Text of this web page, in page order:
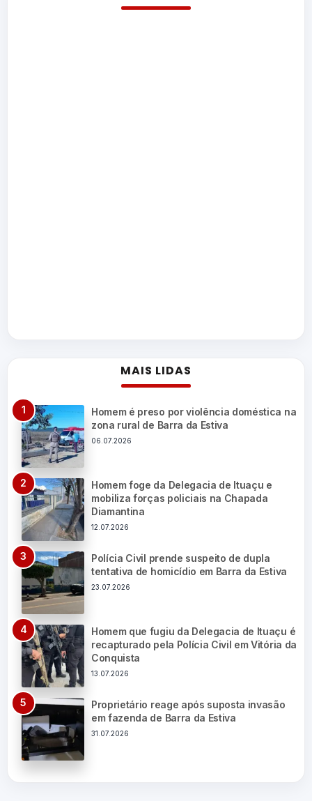
MAIS LIDAS
Homem é preso por violência doméstica na
zona rural de Barra da Estiva
06.07.2026
Homem foge da Delegacia de Ituaçu e
mobiliza forças policiais na Chapada
Diamantina
12.07.2026
Polícia Civil prende suspeito de dupla
tentativa de homicídio em Barra da Estiva
23.07.2026
Homem que fugiu da Delegacia de Ituaçu é
recapturado pela Polícia Civil em Vitória da
Conquista
13.07.2026
Proprietário reage após suposta invasão
em fazenda de Barra da Estiva
31.07.2026